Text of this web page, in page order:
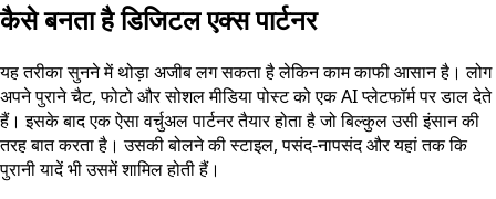
कैसे बनता है डिजिटल एक्स पार्टनर
यह तरीका सुनने में थोड़ा अजीब लग सकता है लेकिन काम काफी आसान है। लोग
अपने पुराने चैट, फोटो और सोशल मीडिया पोस्ट को एक AI प्लेटफॉर्म पर डाल देते
हैं। इसके बाद एक ऐसा वर्चुअल पार्टनर तैयार होता है जो बिल्कुल उसी इंसान की
तरह बात करता है। उसकी बोलने की स्टाइल, पसंद-नापसंद और यहां तक कि
पुरानी यादें भी उसमें शामिल होती हैं।